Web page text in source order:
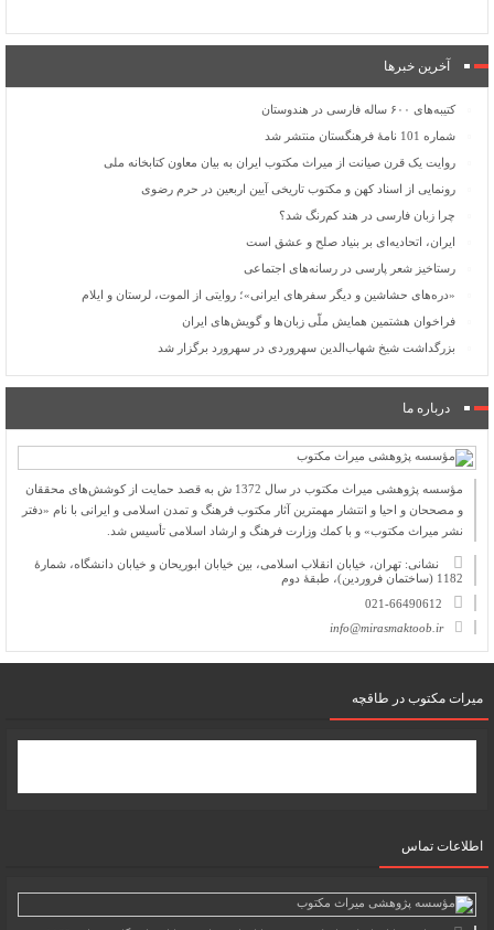
آخرین خبرها
کتیبه‌های ۶۰۰ ساله فارسی در هندوستان
شماره 101 نامۀ فرهنگستان منتشر شد
روایت یک قرن صیانت از میراث مکتوب ایران به بیان معاون کتابخانه ملی
رونمایی از اسناد کهن و مکتوب تاریخی آیین اربعین در حرم رضوی
چرا زبان فارسی در هند کم‌رنگ شد؟
ایران، اتحادیه‌ای بر بنیاد صلح و عشق است
رستاخیز شعر پارسی در رسانه‌های اجتماعی
«دره‌های حشاشین و دیگر سفرهای ایرانی»؛ روایتی از الموت، لرستان و ایلام
فراخوان هشتمین همایش ملّی زبان‌ها و گویش‌های ایران
بزرگداشت شیخ شهاب‌الدین سهروردی در سهرورد برگزار شد
درباره ما
مؤسسه پژوهشی میراث مكتوب در سال 1372 ش به قصد حمایت از كوشش‌های محققان
و مصححان و احیا و انتشار مهمترین آثار مكتوب فرهنگ و تمدن اسلامی و ایرانی با نام «دفتر
نشر میراث مكتوب» و با كمك وزارت فرهنگ و ارشاد اسلامی تأسیس شد.
نشانی: تهران، خیابان انقلاب اسلامی، بین خیابان ابوریحان و خیابان دانشگاه، شمارۀ
1182 (ساختمان فروردین)، طبقۀ دوم
021-66490612
info@mirasmaktoob.ir
میرات مکتوب در طاقچه
اطلاعات تماس